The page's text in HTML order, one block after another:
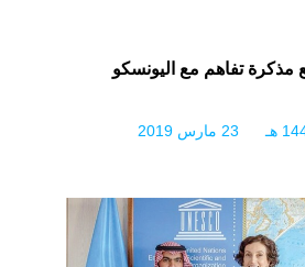
مذكرة تفاهم مع اليونسكو